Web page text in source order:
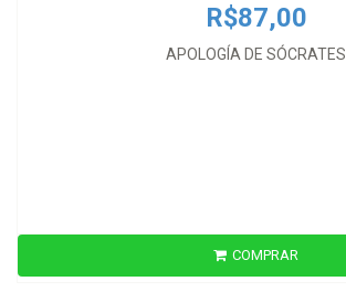
R$87,00
APOLOGÍA DE SÓCRATES
COMPRAR
R$63,00